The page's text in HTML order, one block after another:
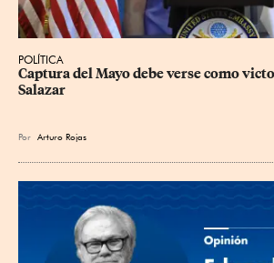
POLÍTICA
Captura del Mayo debe verse como
Salazar
Por Arturo Rojas